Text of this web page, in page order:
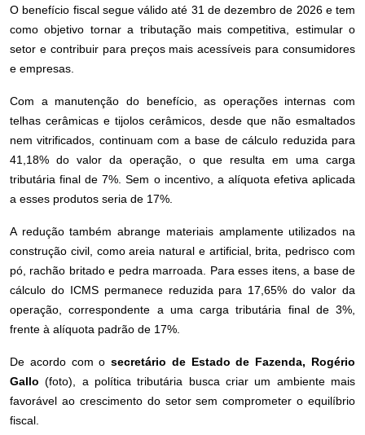
O benefício fiscal segue válido até 31 de dezembro de 2026 e tem
como objetivo tornar a tributação mais competitiva, estimular o
setor e contribuir para preços mais acessíveis para consumidores
e empresas.
Com a manutenção do benefício, as operações internas com
telhas cerâmicas e tijolos cerâmicos, desde que não esmaltados
nem vitrificados, continuam com a base de cálculo reduzida para
41,18% do valor da operação, o que resulta em uma carga
tributária final de 7%. Sem o incentivo, a alíquota efetiva aplicada
a esses produtos seria de 17%.
A redução também abrange materiais amplamente utilizados na
construção civil, como areia natural e artificial, brita, pedrisco com
pó, rachão britado e pedra marroada. Para esses itens, a base de
cálculo do ICMS permanece reduzida para 17,65% do valor da
operação, correspondente a uma carga tributária final de 3%,
frente à alíquota padrão de 17%.
De acordo com osecretário de Estado de Fazenda, Rogério
Gallo(foto), a política tributária busca criar um ambiente mais
favorável ao crescimento do setor sem comprometer o equilíbrio
fiscal.